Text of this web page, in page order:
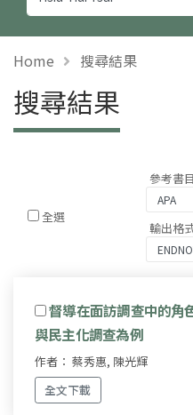
Home 搜尋結果
搜尋結果
全選
參考書目
輸出格
督導在面訪調查中的角
與民主化調查為例
作者： 蔡秀惠, 陳光輝
全文下載